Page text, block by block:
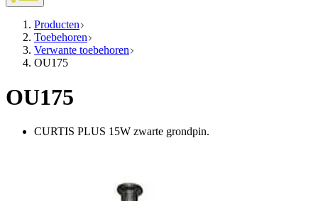
Producten
Toebehoren
Verwante toebehoren
OU175
OU175
CURTIS PLUS 15W zwarte grondpin.